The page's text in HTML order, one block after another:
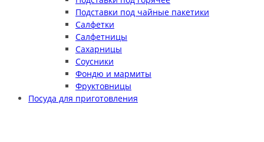
Подставки под чайные пакетики
Салфетки
Салфетницы
Сахарницы
Соусники
Фондю и мармиты
Фруктовницы
Посуда для приготовления